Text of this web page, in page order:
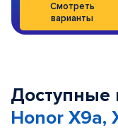
Смотреть
варианты
Доступные
Honor X9a,